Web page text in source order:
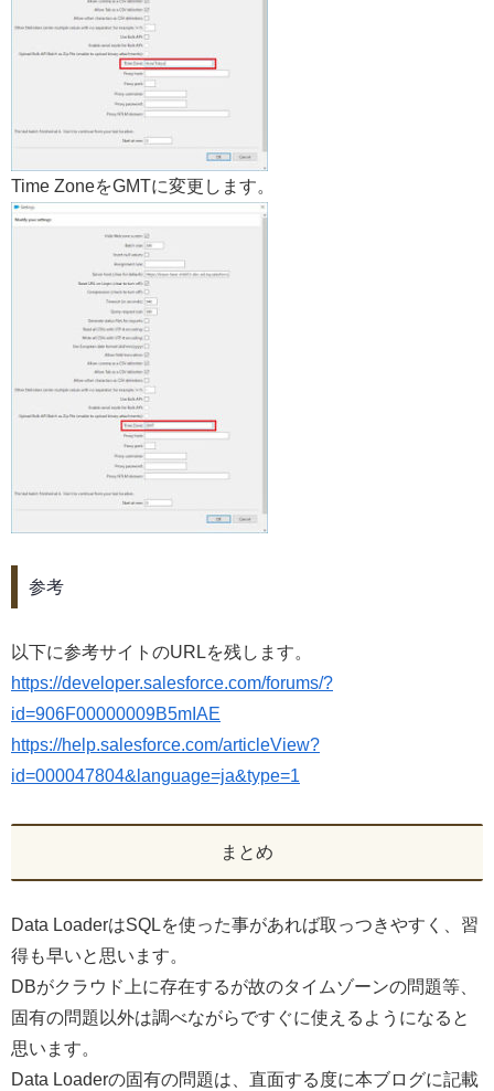
Time ZoneをGMTに変更します。
参考
以下に参考サイトのURLを残します。
https://developer.salesforce.com/forums/?
id=906F00000009B5mIAE
https://help.salesforce.com/articleView?
id=000047804&language=ja&type=1
まとめ
Data LoaderはSQLを使った事があれば取っつきやすく、習
得も早いと思います。
DBがクラウド上に存在するが故のタイムゾーンの問題等、
固有の問題以外は調べながらですぐに使えるようになると
思います。
Data Loaderの固有の問題は、直面する度に本ブログに記載